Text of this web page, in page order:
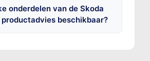
onderdelen van de Skoda
productadvies beschikbaar?